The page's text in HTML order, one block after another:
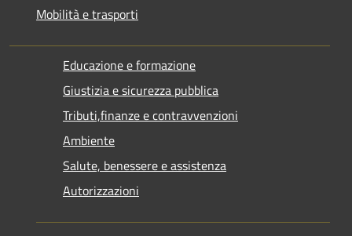
Mobilità e trasporti
Educazione e formazione
Giustizia e sicurezza pubblica
Tributi,finanze e contravvenzioni
Ambiente
Salute, benessere e assistenza
Autorizzazioni